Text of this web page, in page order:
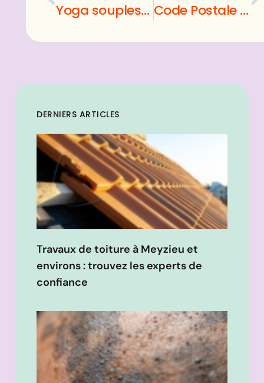
Yoga souplesse debutant : Meilleurs Exercices pour gagner en souplesse
Code Postale Saint Germain en Laye (78100)
DERNIERS ARTICLES
Travaux de toiture à Meyzieu et
environs : trouvez les experts de
confiance